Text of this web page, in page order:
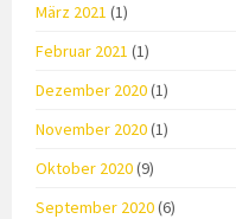
März 2021 (1)
Februar 2021 (1)
Dezember 2020(1)
November 2020(1)
Oktober 2020(9)
September 2020(6)